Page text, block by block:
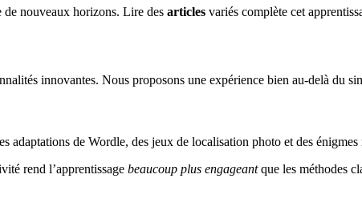
nouveaux horizons. Lire des articles variés complète cet
innovantes. Nous proposons une expérience bien au-delà du
de Wordle, des jeux de localisation photo et des énigmes
rend l’apprentissage beaucoup plus engageantque les méthodes